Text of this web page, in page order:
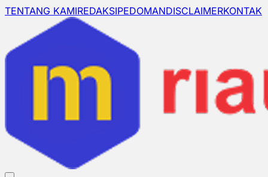
TENTANG KAMIREDAKSIPEDOMANDISCLAIMERKONTAK